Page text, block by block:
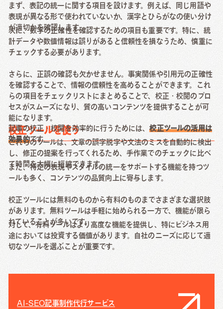
まず、表記の統一に関する項目を設けます。例えば、同じ用語や
表現が異なる形で使われていないか、漢字とひらがなの使い分け
が適切かを確認します。
次に、数字の正確性を確認するための項目も重要です。特に、統
計データや数値情報は誤りがあると信頼性を損なうため、慎重に
チェックする必要があります。
さらに、正誤の確認も欠かせません。事実関係や引用元の正確性
を確認することで、情報の信頼性を高めることができます。これ
らの項目をチェックリストにまとめることで、校正・校閲のプロ
セスがスムーズになり、質の高いコンテンツを提供することが可
能になります。
校正ツールを使う
記事の校正・校閲を効率的に行うためには、校正ツールの活用は
効果的です。
これらのツールは、文章の誤字脱字や文法のミスを自動的に検出
し、修正の提案を行ってくれるため、手作業でのチェックに比べ
て時間を大幅に短縮できます。
また、特定の表現やスタイルの統一をサポートする機能を持つツ
ールも多く、コンテンツの品質向上に寄与します。
校正ツールには無料のものから有料のものまでさまざまな選択肢
があります。無料ツールは手軽に始められる一方で、機能が限ら
れていることが多いです。
対して、有料ツールはより高度な機能を提供し、特にビジネス用
途においては投資する価値があります。自社のニーズに応じて適
切なツールを選ぶことが重要です。
AI-SEO記事制作代行サービス